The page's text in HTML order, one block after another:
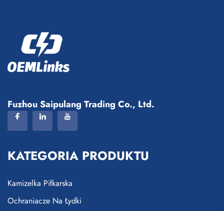
Fuzhou Saipulang Trading Co., Ltd.
KATEGORIA PRODUKTU
Kamizelka Piłkarska
Ochraniacze Na Łydki